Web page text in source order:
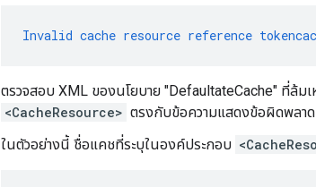
Invalid cache resource reference
ตรวจสอบ XML ของนโยบาย "DefaultateCache" ที่ล้ม
<CacheResource> ตรงกับข้อความแสดงข้อผิดพลาด
ในตัวอย่างนี้ ชื่อแคชที่ระบุในองค์ประกอบ